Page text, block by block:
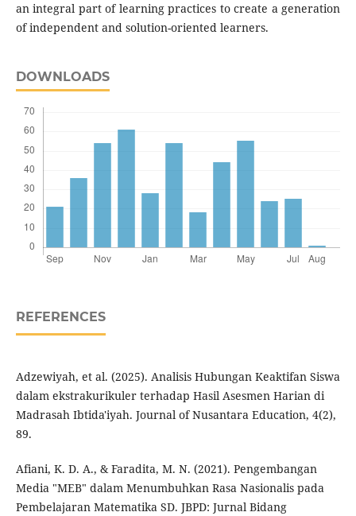
an integral part of learning practices to create a generation
of independent and solution-oriented learners.
DOWNLOADS
REFERENCES
Adzewiyah, et al. (2025). Analisis Hubungan Keaktifan Siswa
dalam ekstrakurikuler terhadap Hasil Asesmen Harian di
Madrasah Ibtida'iyah. Journal of Nusantara Education, 4(2),
89.
Afiani, K. D. A., & Faradita, M. N. (2021). Pengembangan
Media "MEB" dalam Menumbuhkan Rasa Nasionalis pada
Pembelajaran Matematika SD. JBPD: Jurnal Bidang